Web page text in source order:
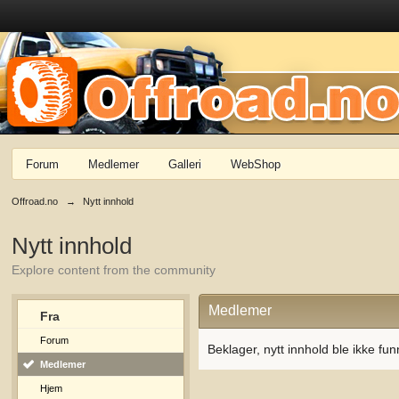
Forum Medlemer Galleri WebShop
Offroad.no → Nytt innhold
Nytt innhold
Explore content from the community
Fra
Forum
Medlemer
Hjem
Medlemer
Beklager, nytt innhold ble ikke